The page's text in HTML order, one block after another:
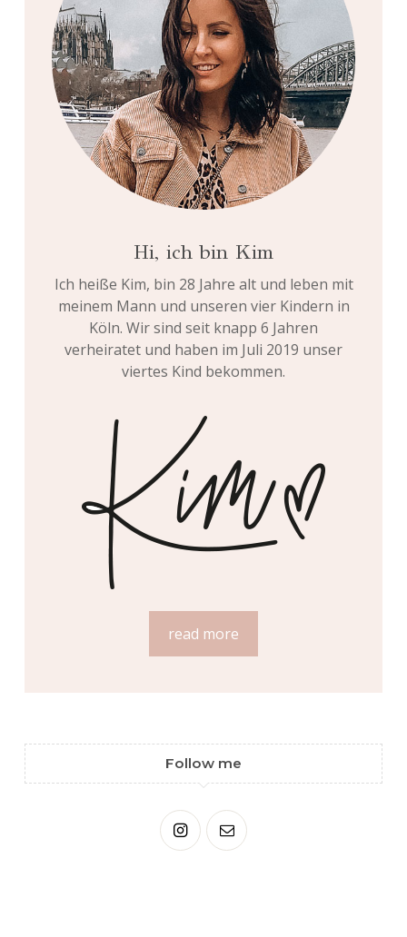
Hi, ich bin Kim
Ich heiße Kim, bin 28 Jahre alt und leben mit
meinem Mann und unseren vier Kindern in
Köln. Wir sind seit knapp 6 Jahren
verheiratet und haben im Juli 2019 unser
viertes Kind bekommen.
read more
Follow me